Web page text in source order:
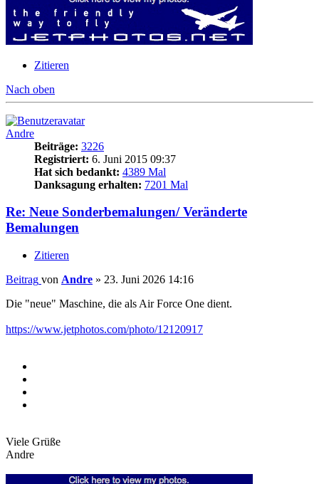
Zitieren
Nach oben
Andre
Beiträge: 3226
Registriert: 6. Juni 2015 09:37
Hat sich bedankt: 4389 Mal
Danksagung erhalten: 7201 Mal
Re: Neue Sonderbemalungen/ Veränderte
Bemalungen
Zitieren
Beitrag von Andre » 23. Juni 2026 14:16
Die "neue" Maschine, die als Air Force One dient.
https://www.jetphotos.com/photo/12120917
Viele Grüße
Andre